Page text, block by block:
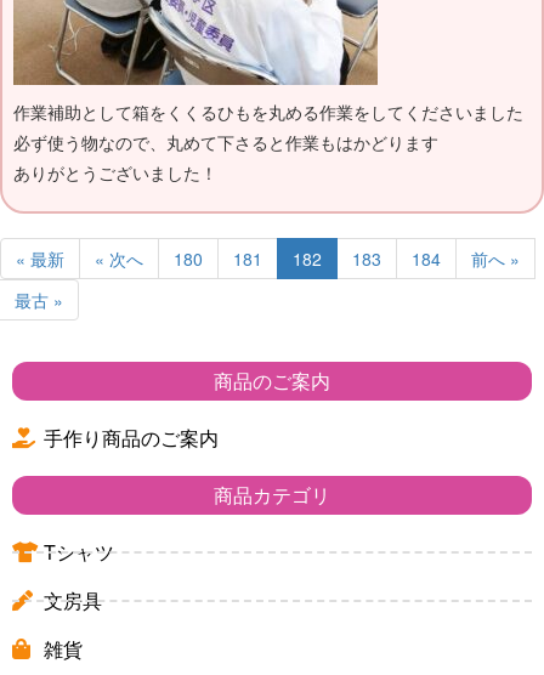
作業補助として箱をくくるひもを丸める作業をしてくださいました
必ず使う物なので、丸めて下さると作業もはかどります
ありがとうございました！
« 最新 « 次へ 180 181 182 183 184
前へ »
最古 »
商品のご案内
手作り商品のご案内
商品カテゴリ
Tシャツ
文房具
雑貨